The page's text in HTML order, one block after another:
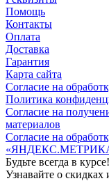
Помощь
Контакты
Оплата
Доставка
Гарантия
Карта сайта
Согласие на
Политика
Согласие на
материалов
Согласие на
Будьте всегда в курсе!
Узнавайте о